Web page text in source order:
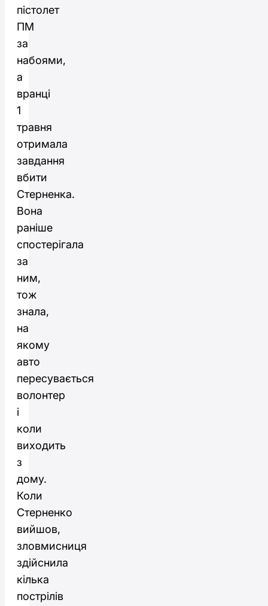
пістолет
ПМ
за
набоями,
а
вранці
1
травня
отримала
завдання
вбити
Стерненка.
Вона
раніше
спостерігала
за
ним,
тож
знала,
на
якому
авто
пересувається
волонтер
і
коли
виходить
з
дому.
Коли
Стерненко
вийшов,
зловмисниця
здійснила
кілька
пострілів